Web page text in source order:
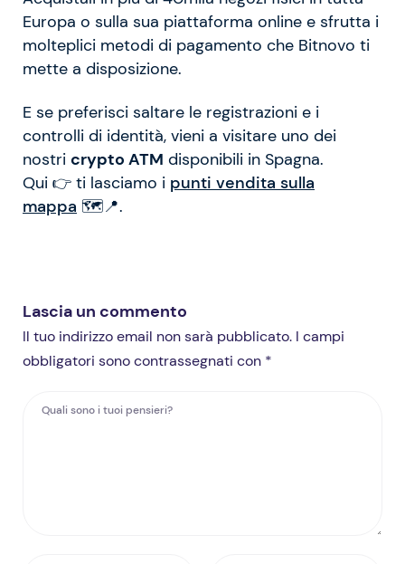
Europa o sulla sua piattaforma online e sfrutta i
molteplici metodi di pagamento che Bitnovo ti
mette a disposizione.
E se preferisci saltare le registrazioni e i
controlli di identità, vieni a visitare uno dei
nostri crypto ATM disponibili in Spagna.
Qui 👉 ti lasciamo i punti vendita sulla
mappa 🗺️📍.
Lascia un commento
Il tuo indirizzo email non sarà pubblicato. I campi
obbligatori sono contrassegnati con *